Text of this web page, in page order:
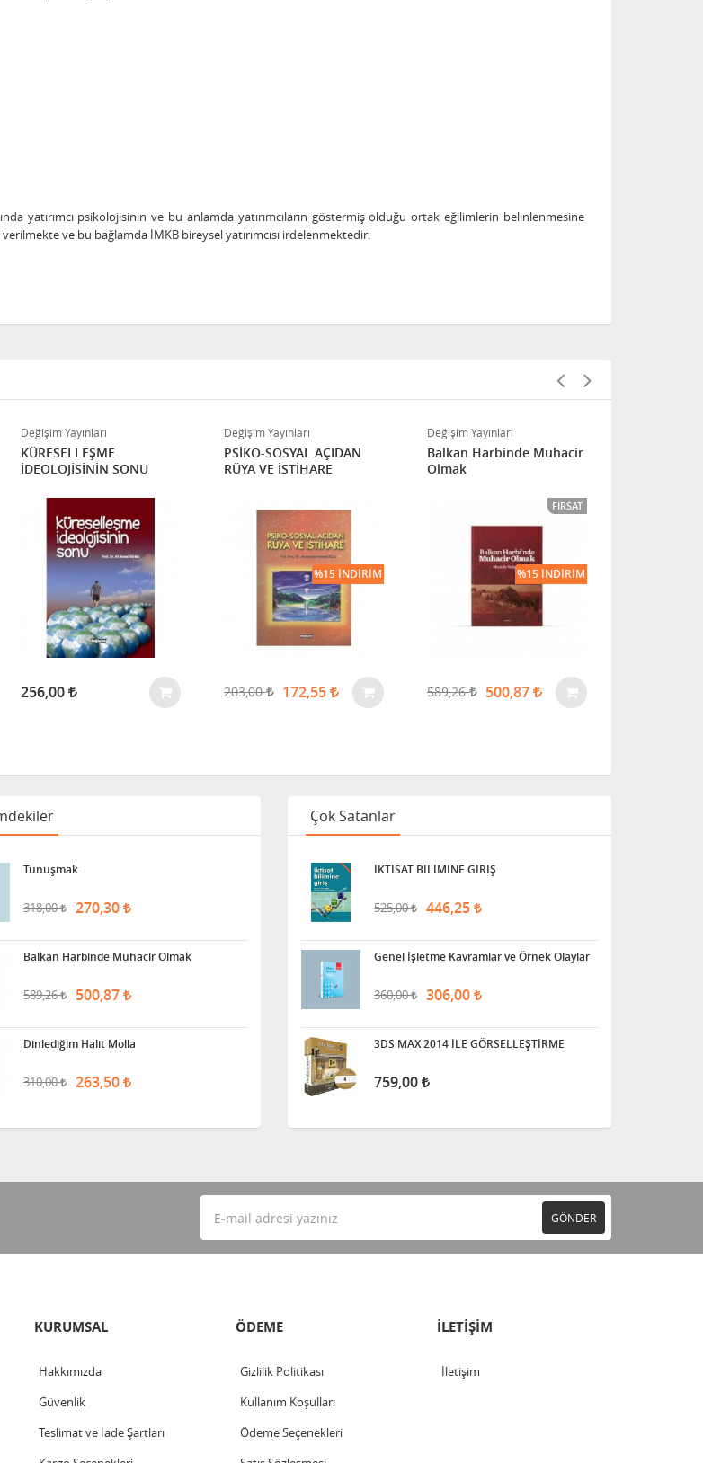
yatırımcı psikolojisinin ve bu anlamda yatırımcıların göstermiş olduğu ortak eğilimlerin belinlenmesine
ve bu bağlamda İMKB bireysel yatırımcısı irdelenmektedir.
Değişim Yayınları
KÜRESELLEŞME
İDEOLOJİSİNİN SONU
256,00
Değişim Yayınları
PSİKO-SOSYAL AÇIDAN
RÜYA VE İSTİHARE
203,00 172,55
%15 İNDIRIM
Değişim Yayınları
Balkan Harbinde Muhacir
Olmak
FIRSAT
589,26 500,87
%15 İNDIRIM
Tunuşmak
318,00 270,30
Balkan Harbinde Muhacir Olmak
589,26 500,87
Dinlediğim Halit Molla
310,00 263,50
Çok Satanlar
İKTİSAT BİLİMİNE GİRİŞ
525,00 446,25
Genel İşletme Kavramlar ve Örnek Olaylar
360,00 306,00
3DS MAX 2014 İLE GÖRSELLEŞTİRME
759,00
GÖNDER
KURUMSAL
Hakkımızda
Güvenlik
Teslimat ve İade Şartları
ÖDEME
Gizlilik Politikası
Kullanım Koşulları
Ödeme Seçenekleri
İLETİŞİM
İletişim